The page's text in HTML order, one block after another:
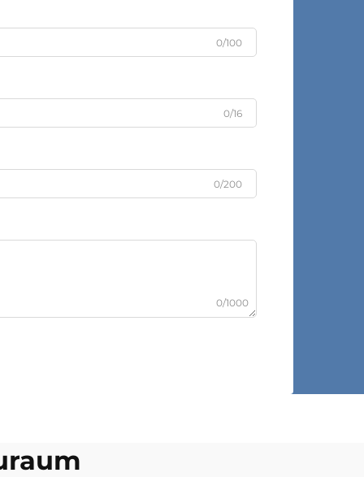
0/100
0/16
0/200
0/1000